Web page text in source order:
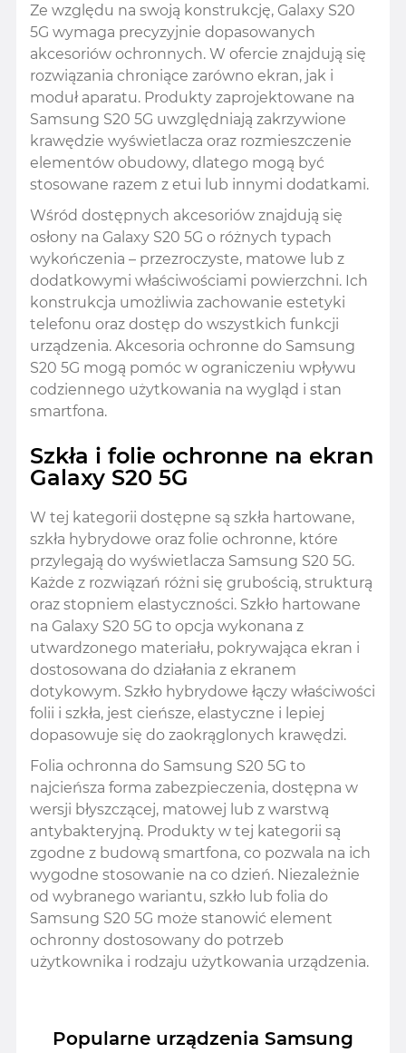
Ze względu na swoją konstrukcję, Galaxy S20
5G wymaga precyzyjnie dopasowanych
akcesoriów ochronnych. W ofercie znajdują się
rozwiązania chroniące zarówno ekran, jak i
moduł aparatu. Produkty zaprojektowane na
Samsung S20 5G uwzględniają zakrzywione
krawędzie wyświetlacza oraz rozmieszczenie
elementów obudowy, dlatego mogą być
stosowane razem z etui lub innymi dodatkami.
Wśród dostępnych akcesoriów znajdują się
osłony na Galaxy S20 5G o różnych typach
wykończenia – przezroczyste, matowe lub z
dodatkowymi właściwościami powierzchni. Ich
konstrukcja umożliwia zachowanie estetyki
telefonu oraz dostęp do wszystkich funkcji
urządzenia. Akcesoria ochronne do Samsung
S20 5G mogą pomóc w ograniczeniu wpływu
codziennego użytkowania na wygląd i stan
smartfona.
Szkła i folie ochronne na ekran
Galaxy S20 5G
W tej kategorii dostępne są szkła hartowane,
szkła hybrydowe oraz folie ochronne, które
przylegają do wyświetlacza Samsung S20 5G.
Każde z rozwiązań różni się grubością, strukturą
oraz stopniem elastyczności. Szkło hartowane
na Galaxy S20 5G to opcja wykonana z
utwardzonego materiału, pokrywająca ekran i
dostosowana do działania z ekranem
dotykowym. Szkło hybrydowe łączy właściwości
folii i szkła, jest cieńsze, elastyczne i lepiej
dopasowuje się do zaokrąglonych krawędzi.
Folia ochronna do Samsung S20 5G to
najcieńsza forma zabezpieczenia, dostępna w
wersji błyszczącej, matowej lub z warstwą
antybakteryjną. Produkty w tej kategorii są
zgodne z budową smartfona, co pozwala na ich
wygodne stosowanie na co dzień. Niezależnie
od wybranego wariantu, szkło lub folia do
Samsung S20 5G może stanowić element
ochronny dostosowany do potrzeb
użytkownika i rodzaju użytkowania urządzenia.
Popularne urządzenia Samsung